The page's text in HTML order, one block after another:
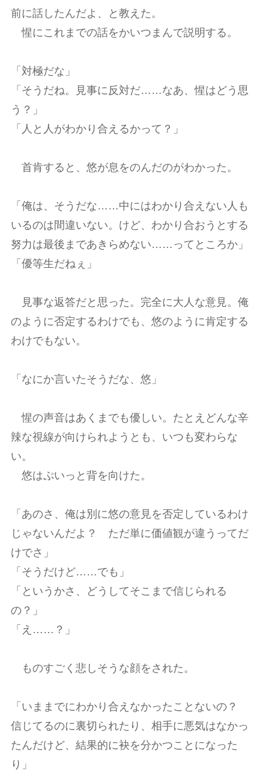
前に話したんだよ、と教えた。
惺にこれまでの話をかいつまんで説明する。
「対極だな」
「そうだね。見事に反対だ……なあ、惺はどう思
う？」
「人と人がわかり合えるかって？」
首肯すると、悠が息をのんだのがわかった。
「俺は、そうだな……中にはわかり合えない人も
いるのは間違いない。けど、わかり合おうとする
努力は最後まであきらめない……ってところか」
「優等生だねぇ」
見事な返答だと思った。完全に大人な意見。俺
のように否定するわけでも、悠のように肯定する
わけでもない。
「なにか言いたそうだな、悠」
惺の声音はあくまでも優しい。たとえどんな辛
辣な視線が向けられようとも、いつも変わらな
い。
悠はぷいっと背を向けた。
「あのさ、俺は別に悠の意見を否定しているわけ
じゃないんだよ？ ただ単に価値観が違うってだ
けでさ」
「そうだけど……でも」
「というかさ、どうしてそこまで信じられる
の？」
「え……？」
ものすごく悲しそうな顔をされた。
「いままでにわかり合えなかったことないの？
信じてるのに裏切られたり、相手に悪気はなかっ
たんだけど、結果的に袂を分かつことになった
り」